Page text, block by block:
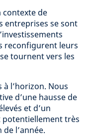
contexte de
entreprises se sont
reconfigurent leurs
tournent vers les
l’horizon. Nous
d’une hausse de
et d’un
potentiellement très
l’année.